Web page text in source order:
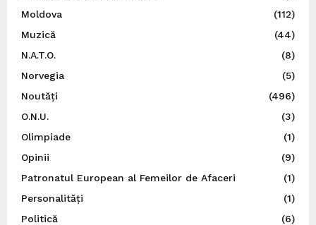
Moldova
(112)
Muzică
(44)
N.A.T.O.
(8)
Norvegia
(5)
Noutăți
(496)
O.N.U.
(3)
Olimpiade
(1)
Opinii
(9)
Patronatul European al Femeilor de Afaceri
(1)
Personalități
(1)
Politică
(6)